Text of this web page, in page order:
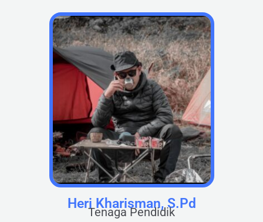
Heri Kharisman, S.Pd
Tenaga Pendidik